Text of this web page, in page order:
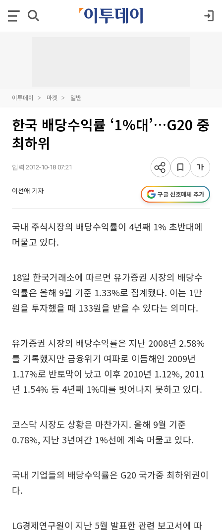
이투데이 마켓 일반
한국 배당수익률 ‘1%대’…G20 중
최하위
입력 2012-10-18 07:21
이선애 기자 구글 선호매체 추가
국내 주식시장의 배당수익률이 4년째 1% 초반대에
머물고 있다.
18일 한국거래소에 따르면 유가증권 시장의 배당수
익률은 올해 9월 기준 1.33%로 집계됐다. 이는 1만
원을 투자했을 때 133원을 받을 수 있다는 의미다.
유가증권 시장의 배당수익률은 지난 2008년 2.58%
를 기록했지만 금융위기 여파로 이듬해인 2009년
1.17%로 반토막이 났고 이후 2010년 1.12%, 2011
년 1.54% 등 4년째 1%대를 벗어나지 못하고 있다.
코스닥 시장도 상황은 마찬가지. 올해 9월 기준
0.78%, 지난 3년여간 1%선에 계속 머물고 있다.
국내 기업들의 배당수익률은 G20 국가중 최하위권이
다.
LG경제연구원이 지난 5월 발표한 관련 보고서에 따